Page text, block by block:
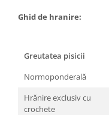
Ghid de hranire:
Greutatea pisicii
Normoponderală
Hrănire exclusiv cu
crochete